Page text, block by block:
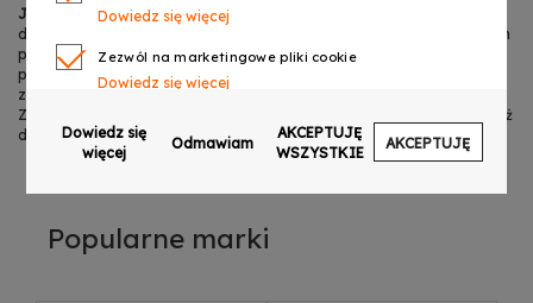
Jak sprawdzić, czy ukulele jest dobrze nastrojone?
dźwięk z pierwszej struny A z dźwiękiem struny E naciśniętą na piątym
progu. Dalej: druga struna E – piąty próg. Trzecia struna C – czwarty
próg. Strunę G sprawdzamy w stosunku do struny C. Kiedy na stroiku
zapali się zielone światło, struna jest właściwie nastrojona.
Zmniejszamy i zwiększamy naprężenie struny na tej samej zasadzie aż
dotrzemy do dźwięku wzorcowego. I gotowe.
Popularne marki
Dowiedz się więcej
Zezwól na marketingowe pliki cookie
Dowiedz się więcej
Zezwól na pliki cookie dotyczące preferencji
Dowiedz się więcej
Zezwól na ciasteczka analityczne
Dowiedz się
więcej
Odmawiam
AKCEPTUJĘ
WSZYSTKIE
AKCEPTUJĘ